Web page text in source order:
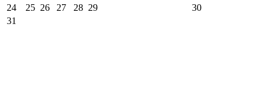
24
25 26 27 28 29
30
31